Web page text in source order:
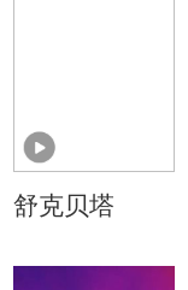
舒克贝塔